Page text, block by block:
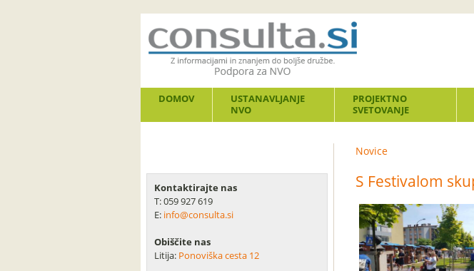
DOMOV
USTANAVLJANJE
NVO
PROJEKTNO
SVETOVANJE
Kontaktirajte nas
T: 059 927 619
E: info@consulta.si
Obiščite nas
Litija: Ponoviška cesta 12
Novice
S Festivalom